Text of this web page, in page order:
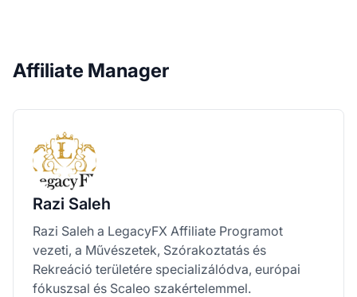
Affiliate Manager
Razi Saleh
Razi Saleh a LegacyFX Affiliate Programot
vezeti, a Művészetek, Szórakoztatás és
Rekreáció területére specializálódva, európai
fókuszsal és Scaleo szakértelemmel.